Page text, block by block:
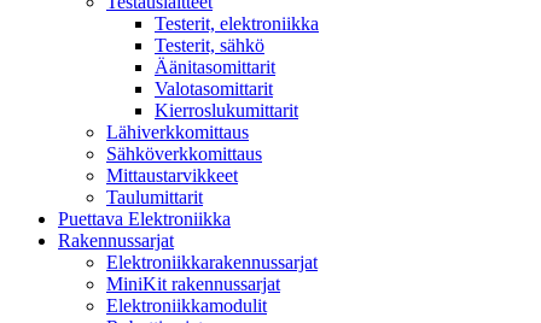
Testerit, elektroniikka
Testerit, sähkö
Äänitasomittarit
Valotasomittarit
Kierroslukumittarit
Lähiverkkomittaus
Sähköverkkomittaus
Mittaustarvikkeet
Taulumittarit
Puettava Elektroniikka
Rakennussarjat
Elektroniikkarakennussarjat
MiniKit rakennussarjat
Elektroniikkamodulit